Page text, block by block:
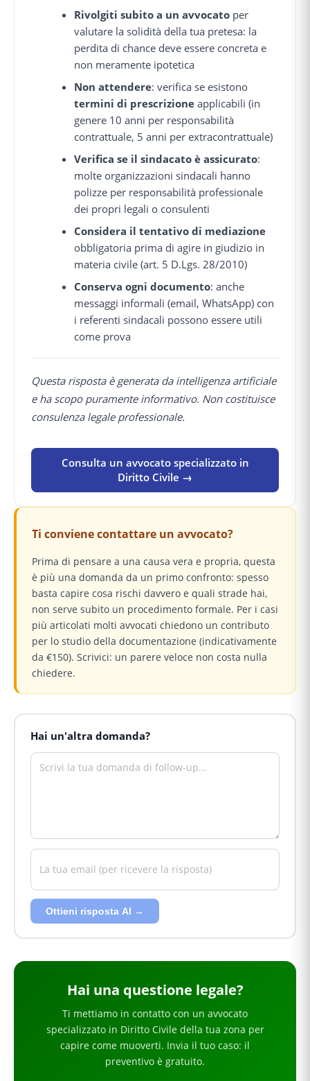
Rivolgiti subito a un avvocato per
valutare la solidità della tua pretesa: la
perdita di chance deve essere concreta e
non meramente ipotetica
Non attendere: verifica se esistono
termini di prescrizione applicabili (in
genere 10 anni per responsabilità
contrattuale, 5 anni per extracontrattuale)
Verifica se il sindacato è assicurato:
molte organizzazioni sindacali hanno
polizze per responsabilità professionale
dei propri legali o consulenti
Considera il tentativo di mediazione
obbligatoria prima di agire in giudizio in
materia civile (art. 5 D.Lgs. 28/2010)
Conserva ogni documento: anche
messaggi informali (email, WhatsApp) con
i referenti sindacali possono essere utili
come prova
Questa risposta è generata da intelligenza artificiale
e ha scopo puramente informativo. Non costituisce
consulenza legale professionale.
Consulta un avvocato specializzato in
Diritto Civile →
Ti conviene contattare un avvocato?
Prima di pensare a una causa vera e propria, questa
è più una domanda da un primo confronto: spesso
basta capire cosa rischi davvero e quali strade hai,
non serve subito un procedimento formale. Per i casi
più articolati molti avvocati chiedono un contributo
per lo studio della documentazione (indicativamente
da €150). Scrivici: un parere veloce non costa nulla
chiedere.
Hai un'altra domanda?
Ottieni risposta AI →
Hai una questione legale?
Ti mettiamo in contatto con un avvocato
specializzato in Diritto Civiledella tua zona per
capire come muoverti. Invia il tuo caso: il
preventivo è gratuito.